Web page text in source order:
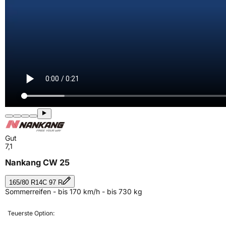
Gut
7,1
Nankang CW 25
165/80 R14C 97 R
Sommerreifen - bis 170 km/h - bis 730 kg
Teuerste Option: